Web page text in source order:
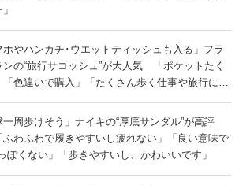
ホやハンカチ･ウエットティッシュも入る」フラ
ンの“旅行サコッシュ”が大人気 「ポケットたく
「色違いで購入」「たくさん歩く仕事や旅行に便
一周歩けそう」ナイキの“厚底サンダル”が高評
わふわで履きやすいし疲れない」「良い意味で
ぽくない」「歩きやすいし、かわいいです」